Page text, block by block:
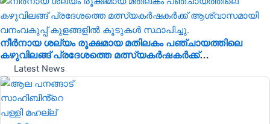
നീർനായ ശല്യം രൂക്ഷമായ മതിലകം പഞ്ചായത്തിലെ
കഴുവിലങ്ങ് പ്രദേശത്തെ മത്സ്യകർഷകർക്ക്
ആശ്വാസമായി വനംവകുപ്പ് കുളങ്ങളിൽ കൂടുകൾ
സ്ഥാപിച്ചു.
Latest News